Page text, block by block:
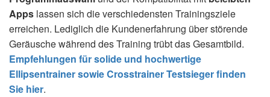
Apps lassen sich die verschiedensten Trainingsziele
erreichen. Lediglich die Kundenerfahrung über störende
Geräusche während des Training trübt das Gesamtbild.
Empfehlungen für solide und hochwertige
Ellipsentrainer sowie Crosstrainer Testsieger finden
Sie hier.